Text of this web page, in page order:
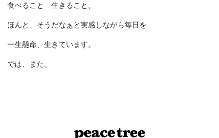
食べること 生きること。
ほんと、そうだなぁと実感しながら毎日を
一生懸命、生きています。
では、また。